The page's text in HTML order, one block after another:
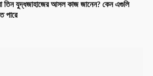
তিন যুদ্ধজাহাজের আসল কাজ জানেন? কেন এগুলি
পারে